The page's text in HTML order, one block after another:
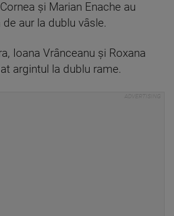
și Marian Enache au
aur la dublu vâsle.
Ioana Vrânceanu și Roxana
argintul la dublu rame.